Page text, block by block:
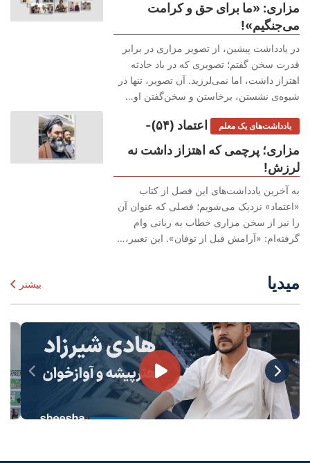
مزاری: «ما برای حق و کرامت
می‌جنگیم»!
در یادداشت پیشین، از تصویر مزاری در برابر
قدرت سخن گفتم؛ تصویری که در باد حادثه
اهتزاز داشت، اما نمی‌لرزید. آن تصویر، تنها در
شیوه‌ی نشستن، برخاستن و سخن‌گفتن او…
یادداشت‌های یک معلم
اعتماد (۵۴)-
مزاری؛ پرچمی که اهتزاز داشت نه
لرزش!
به آخرین یادداشت‌های این فصل از کتاب
«اعتماد» نزدیک می‌شویم؛ فصلی که عنوان آن
را نیز از سخن مزاری خطاب به ربانی وام
گرفته‌ام: «آرامش قبل از توفان». این تعبیر،…
میدیا بیشتر